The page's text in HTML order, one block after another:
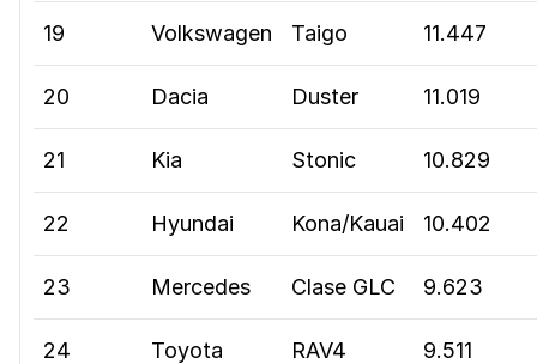
19 Volkswagen Taigo 11.447
20 Dacia Duster 11.019
21 Kia Stonic 10.829
22 Hyundai Kona/Kauai 10.402
23 Mercedes Clase GLC 9.623
24 Toyota RAV4 9.511